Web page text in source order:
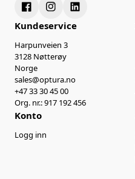
Kundeservice
Harpunveien 3
3128 Nøtterøy
Norge
sales@optura.no
+47 33 30 45 00
Org. nr.: 917 192 456
Konto
Logg inn